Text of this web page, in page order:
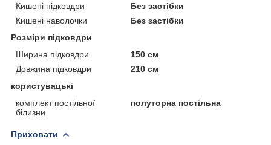
Кишені підковдри
Без застібки
Кишені наволочки
Без застібки
Розміри підковдри
Ширина підковдри
150 см
Довжина підковдри
210 см
користувацькі
комплект постільної
білизни
полуторна постільна
Приховати